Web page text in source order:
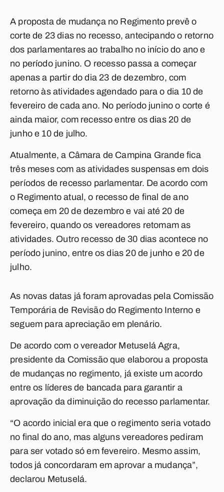
A proposta de mudança no Regimento prevê o
corte de 23 dias no recesso, antecipando o retorno
dos parlamentares ao trabalho no início do ano e
no período junino. O recesso passa a começar
apenas a partir do dia 23 de dezembro, com
retorno às atividades agendado para o dia 10 de
fevereiro de cada ano. No período junino o corte é
ainda maior, com recesso entre os dias 20 de
junho e 10 de julho.
Atualmente, a Câmara de Campina Grande fica
três meses com as atividades suspensas em dois
períodos de recesso parlamentar. De acordo com
o Regimento atual, o recesso de final de ano
começa em 20 de dezembro e vai até 20 de
fevereiro, quando os vereadores retomam as
atividades. Outro recesso de 30 dias acontece no
período junino, entre os dias 20 de junho e 20 de
julho.
As novas datas já foram aprovadas pela Comissão
Temporária de Revisão do Regimento Interno e
seguem para apreciação em plenário.
De acordo com o vereador Metuselá Agra,
presidente da Comissão que elaborou a proposta
de mudanças no regimento, já existe um acordo
entre os líderes de bancada para garantir a
aprovação da diminuição do recesso parlamentar.
“O acordo inicial era que o regimento seria votado
no final do ano, mas alguns vereadores pediram
para ser votado só em fevereiro. Mesmo assim,
todos já concordaram em aprovar a mudança”,
declarou Metuselá.